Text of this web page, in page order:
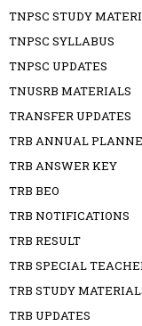
TNPSC STUDY
TNPSC SYLLABUS
TNPSC UPDATES
TNUSRB MATERIALS
TRANSFER UPDATES
TRB ANNUAL
TRB ANSWER KEY
TRB BEO
TRB NOTIFICATIONS
TRB RESULT
TRB SPECIAL
TRB STUDY
TRB UPDATES